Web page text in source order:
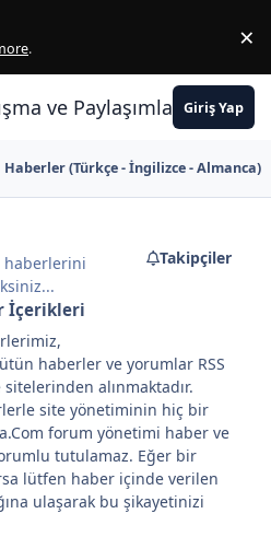
. ×
ve PaylaşımlarınGiriş Yap
Haberler (Türkçe - İngilizce - Almanca)
haberlerini
Takipçiler
İçerikleri
haberler ve yorumlar RSS
alınmaktadır.
site yönetiminin hiç bir
forum yönetimi haber ve
tutulamaz. Eğer bir
lütfen haber içinde verilen
ulaşarak bu şikayetinizi